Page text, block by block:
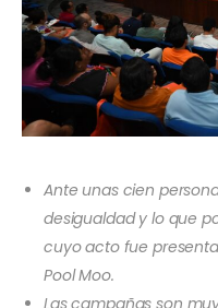
Ante unas cien
desigualdad y lo que
cuyo acto fue
Pool Moo.